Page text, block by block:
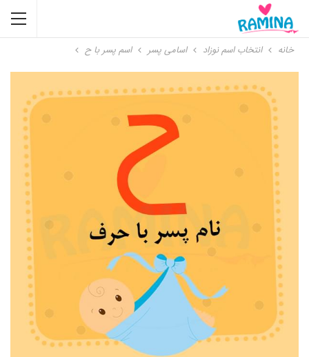
خانه انتخاب اسم نوزاد اسامی پسر اسم پسر با ح